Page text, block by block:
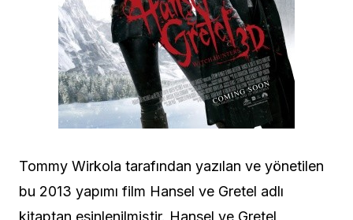
Tommy Wirkola tarafından yazılan ve yönetilen
bu 2013 yapımı film Hansel ve Gretel adlı
kitaptan esinlenilmiştir. Hansel ve Gretel